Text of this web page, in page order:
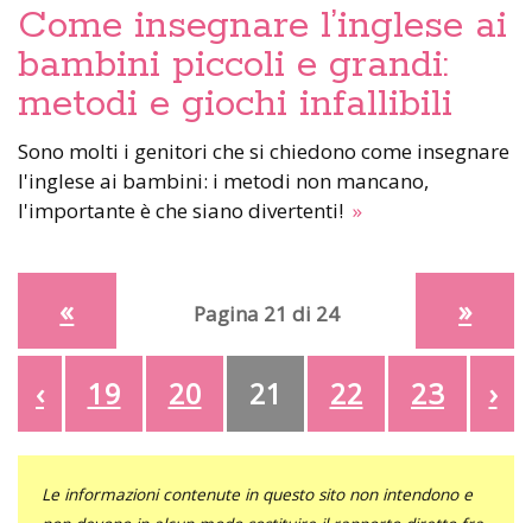
Come insegnare l’inglese ai
bambini piccoli e grandi:
metodi e giochi infallibili
Sono molti i genitori che si chiedono come insegnare
l'inglese ai bambini: i metodi non mancano,
l'importante è che siano divertenti! »
Pagina 21 di 24
«
‹ 19 20 21 22 23 ›
»
Le informazioni contenute in questo sito non intendono e